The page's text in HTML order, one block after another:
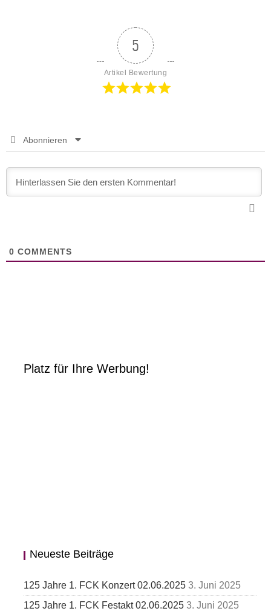
5
Artikel Bewertung
Abonnieren
0 COMMENTS
Platz für Ihre Werbung!
Neueste Beiträge
125 Jahre 1. FCK Konzert 02.06.2025 3. Juni 2025
125 Jahre 1. FCK Festakt 02.06.2025 3. Juni 2025